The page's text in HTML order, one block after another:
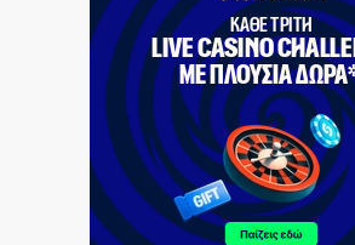
7|08|2026 | 22:30
Ρομά εμβόλιζε επανειλημμένα
μετά από καβγά (βίντεο)
7|08|2026 | 22:20
CVC: Στο 1,1 δισ. € η τιμή εκκίνησης
πωλητήρια